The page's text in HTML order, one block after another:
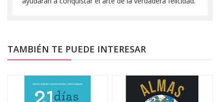
TAMBIÉN TE PUEDE INTERESAR